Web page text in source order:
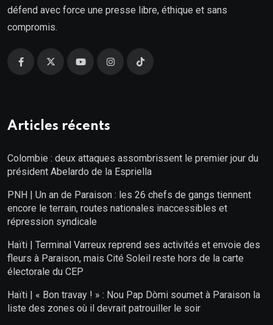
défend avec force une presse libre, éthique et sans
compromis.
Articles récents
Colombie : deux attaques assombrissent le premier jour du
président Abelardo de la Espriella
PNH | Un an de Paraison : les 26 chefs de gangs tiennent
encore le terrain, routes nationales inaccessibles et
répression syndicale
Haïti | Terminal Varreux reprend ses activités et envoie des
fleurs à Paraison, mais Cité Soleil reste hors de la carte
électorale du CEP
Haïti | « Bon travay ! » : Nou Pap Dòmi soumet à Paraison la
liste des zones où il devrait patrouiller le soir